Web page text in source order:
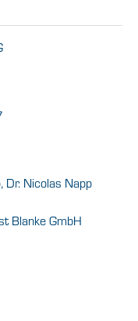
Nicolas Napp
Blanke GmbH